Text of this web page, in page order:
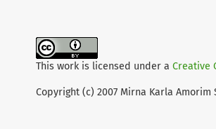
This work is licensed under a Creative
Copyright (c) 2007 Mirna Karla Amorim